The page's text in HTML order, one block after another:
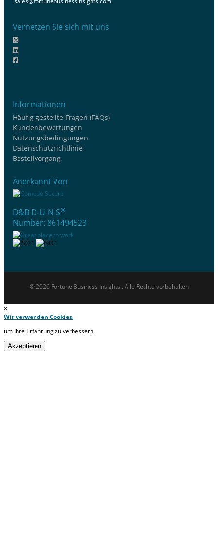
Vernetzen Sie sich mit uns
Informationen
Häufig gestellte Fragen (FAQs)
Kundenbewertungen
Nutzungsbedingungen
Datenschutzrichtlinie
Bestellvorgang
Anerkannt Von
D&B D-U-N-S®
Number: 861494523
© 2026 Fortune Business Insights . Alle Rechte vorbehalten
×
Wir verwenden Cookies.
um Ihre Erfahrung zu verbessern.
Akzeptieren